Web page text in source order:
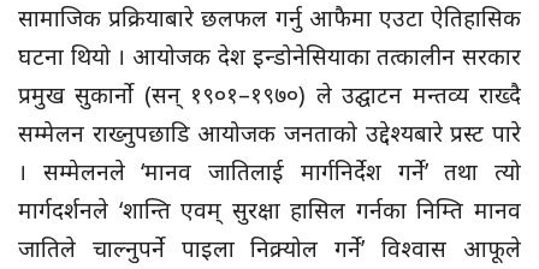
सामाजिक प्रक्रियाबारे छलफल गर्नु आफैमा एउटा ऐतिहासिक
घटना थियो । आयोजक देश इन्डोनेसियाका तत्कालीन सरकार
प्रमुख सुकार्नो (सन् १९०१–१९७०) ले उद्घाटन मन्तव्य राख्दै
सम्मेलन राख्नुपछाडि आयोजक जनताको उद्देश्यबारे प्रस्ट पारे
। सम्मेलनले ‘मानव जातिलाई मार्गनिर्देश गर्ने’ तथा त्यो
मार्गदर्शनले ‘शान्ति एवम् सुरक्षा हासिल गर्नका निम्ति मानव
जातिले चाल्नुपर्ने पाइला निक्र्योल गर्ने’ विश्वास आफूले